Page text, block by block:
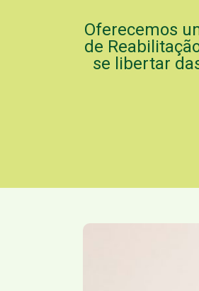
Oferecemos
de
se libertar